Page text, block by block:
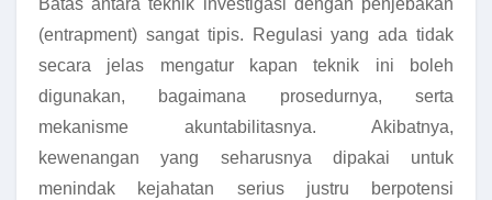
Batas antara teknik investigasi dengan penjebakan
(entrapment) sangat tipis. Regulasi yang ada tidak
secara jelas mengatur kapan teknik ini boleh
digunakan, bagaimana prosedurnya, serta
mekanisme akuntabilitasnya. Akibatnya,
kewenangan yang seharusnya dipakai untuk
menindak kejahatan serius justru berpotensi